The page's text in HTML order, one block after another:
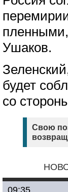
Ушаков.
будет
со
Свою
09:35